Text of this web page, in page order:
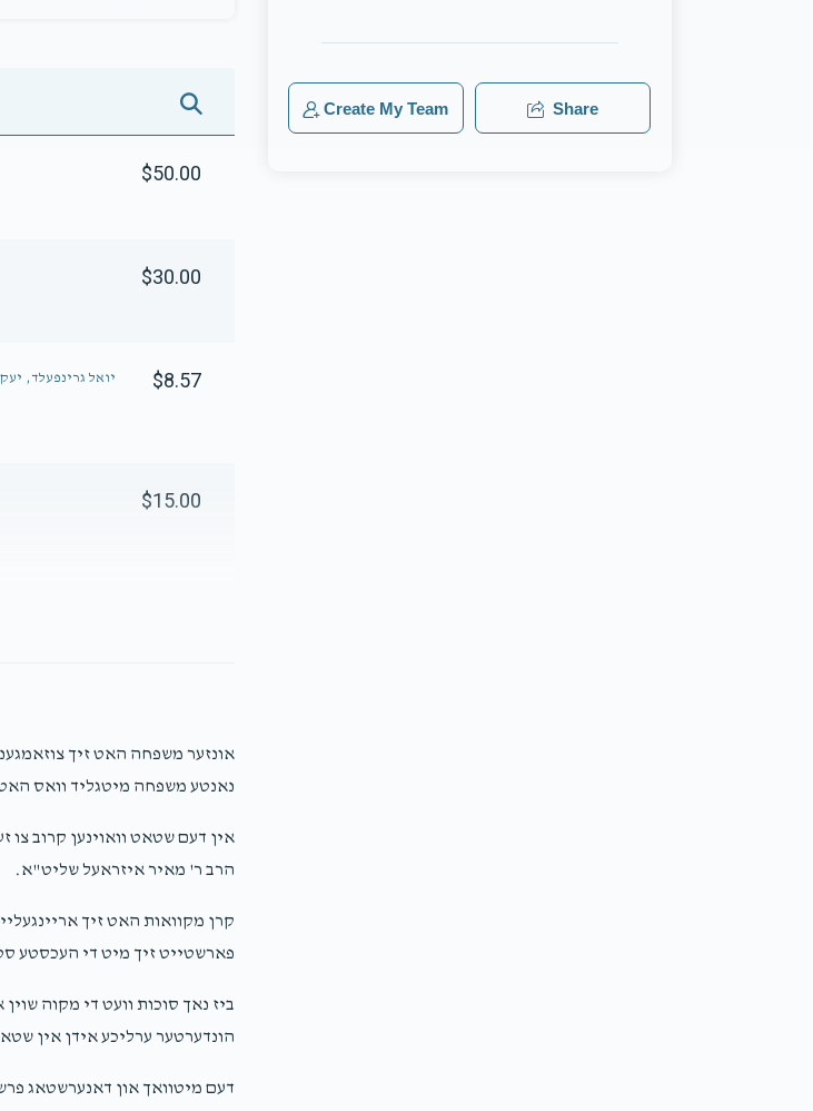
$50.00
$30.00
יואל גרינפעלד,
$8.57
$15.00
אונזער משפחה האט זיך
נאנטע משפחה מיטגליד וואס האט
אין דעם שטאט וואוינען קרוב
הרב ר' מאיר איזראעל שליט"א.
קרן מקוואות האט זיך
פארשטייט זיך מיט די העכסטע
ביז נאך סוכות וועט די מקוה
הונדערטער ערליכע אידן אין
דעם מיטוואך און דאנערשטאג
Create My Team Share